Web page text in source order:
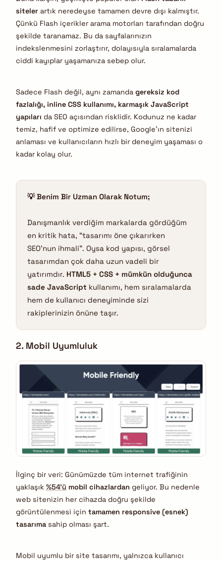
siteler artık neredeyse tamamen devre dışı kalmıştır.
Çünkü Flash içerikler arama motorları tarafından doğru
şekilde taranamaz. Bu da sayfalarınızın
indekslenmesini zorlaştırır, dolayısıyla sıralamalarda
ciddi kayıplar yaşamanıza sebep olur.
Sadece Flash değil, aynı zamanda gereksiz kod
fazlalığı, inline CSS kullanımı, karmaşık JavaScript
yapıları da SEO açısından risklidir. Kodunuz ne kadar
temiz, hafif ve optimize edilirse, Google’ın sitenizi
anlaması ve kullanıcıların hızlı bir deneyim yaşaması o
kadar kolay olur.
💡 Benim Bir Uzman Olarak Notum;
Danışmanlık verdiğim markalarda gördüğüm
en kritik hata, “tasarımı öne çıkarırken
SEO’nun ihmali”. Oysa kod yapısı, görsel
tasarımdan çok daha uzun vadeli bir
yatırımdır. HTML5 + CSS + mümkün olduğunca
sade JavaScript kullanımı, hem sıralamalarda
hem de kullanıcı deneyiminde sizi
rakiplerinizin önüne taşır.
2. Mobil Uyumluluk
İlginç bir veri: Günümüzde tüm internet trafiğinin
yaklaşık %54’ü mobil cihazlardan geliyor. Bu nedenle
web sitenizin her cihazda doğru şekilde
görüntülenmesi için tamamen responsive (esnek)
tasarıma sahip olması şart.
Mobil uyumlu bir site tasarımı, yalnızca kullanıcı